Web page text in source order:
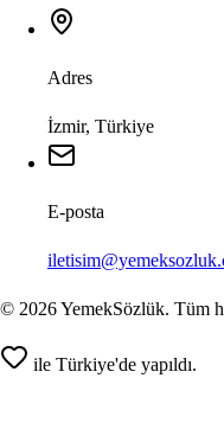
Adres
İzmir, Türkiye
E-posta
© 2026YemekSözlük. Tüm
ile Türkiye'de yapıldı.